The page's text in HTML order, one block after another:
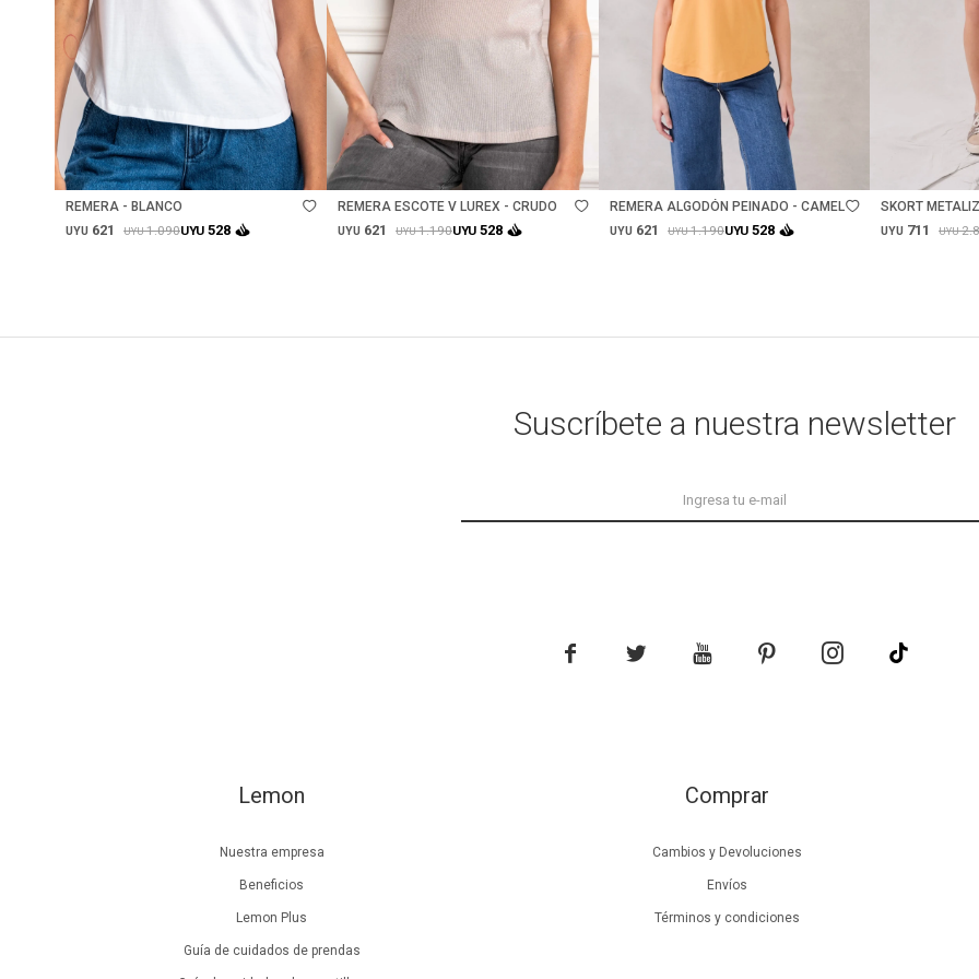
Talle
REMERA - BLANCO
UYU 621 UYU1.090UYU 528
REMERA ESCOTE V LUREX - CRUDO
UYU 621 UYU1.190UYU 528
REMERA ALGODÓN PEINADO - CAMEL
UYU 621 UYU1.190UYU 528
SKORT
UYU 711 UYU
Lemon
Nuestra empresa
Beneficios
Lemon Plus
Guía de cuidados de prendas
Comprar
Cambios y Devoluciones
Envíos
Términos y condiciones
Suscríbete a nuestra newsletter
    